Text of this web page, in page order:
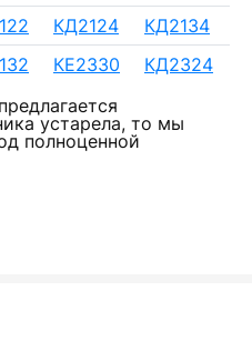
КД2124
КД2134
КЕ2330
КД2324
устарела, то мы
полноценной